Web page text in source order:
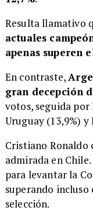
Resulta llamativo
actuales
apenas superen
En contraste,
gran decepción
votos, seguida por
Uruguay (13,9%) y
Cristiano Ronaldo
admirada en
para levantar la
superando incluso
selección.